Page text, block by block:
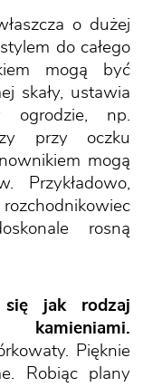
o dużej
do całego
mogą być
skały, ustawia
np.
przy oczku
mogą
Przykładowo,
rosną
się jak rodzaj
kamieniami.
Pięknie
Robiąc plany